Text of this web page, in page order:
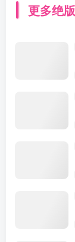
更多绝